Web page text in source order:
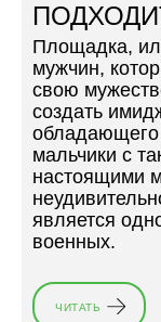
Я
Д
Л
И
Н
Н
Ы
Х
В
О
Л
О
Площадка,
мужчин,
свою
создать
обладающего
мальчики с
настоящими
является
военных.
ЧИТАТЬ «